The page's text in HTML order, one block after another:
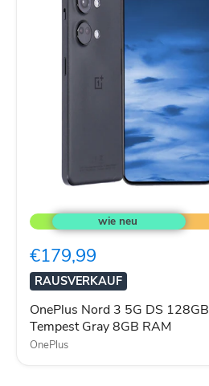
Nord
3
DS
128GB
Tempest
Gray
8GB
RAM
€179,99
RAUSVERKAUF
OnePlus Nord 3 5G DS 128GB
Tempest Gray 8GB RAM
OnePlus